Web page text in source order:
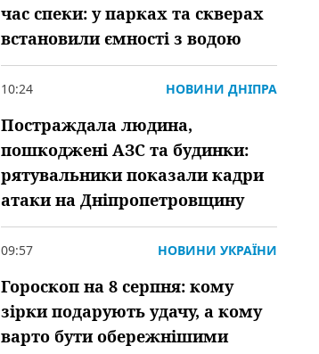
час спеки: у парках та скверах
встановили ємності з водою
10:24 НОВИНИ ДНІПРА
Постраждала людина,
пошкоджені АЗС та будинки:
рятувальники показали кадри
атаки на Дніпропетровщину
09:57 НОВИНИ УКРАЇНИ
Гороскоп на 8 серпня: кому
зірки подарують удачу, а кому
варто бути обережнішими